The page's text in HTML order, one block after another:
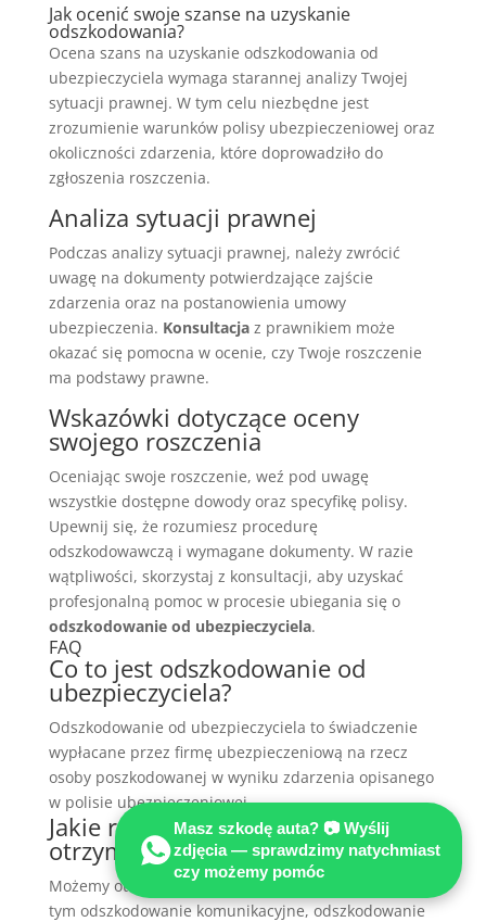
Jak ocenić swoje szanse na uzyskanie
odszkodowania?
Ocena szans na uzyskanie odszkodowania od
ubezpieczyciela wymaga starannej analizy Twojej
sytuacji prawnej. W tym celu niezbędne jest
zrozumienie warunków polisy ubezpieczeniowej oraz
okoliczności zdarzenia, które doprowadziło do
zgłoszenia roszczenia.
Analiza sytuacji prawnej
Podczas analizy sytuacji prawnej, należy zwrócić
uwagę na dokumenty potwierdzające zajście
zdarzenia oraz na postanowienia umowy
ubezpieczenia. Konsultacjaz prawnikiem może
okazać się pomocna w ocenie, czy Twoje roszczenie
ma podstawy prawne.
Wskazówki dotyczące oceny
swojego roszczenia
Oceniając swoje roszczenie, weź pod uwagę
wszystkie dostępne dowody oraz specyfikę polisy.
Upewnij się, że rozumiesz procedurę
odszkodowawczą i wymagane dokumenty. W razie
wątpliwości, skorzystaj z konsultacji, aby uzyskać
profesjonalną pomoc w procesie ubiegania się o
odszkodowanie od ubezpieczyciela.
FAQ
Co to jest odszkodowanie od
ubezpieczyciela?
Odszkodowanie od ubezpieczyciela to świadczenie
wypłacane przez firmę ubezpieczeniową na rzecz
osoby poszkodowanej w wyniku zdarzenia opisanego
w polisie ubezpieczeniowej.
Jakie rodzaje odszkodowań mogę
otrzymać?
Możemy otrzymać różne rodzaje odszkodowań, w
tym odszkodowanie komunikacyjne, odszkodowanie
Masz szkodę auta? 📷 Wyślij
zdjęcia — sprawdzimy natychmiast
czy możemy pomóc